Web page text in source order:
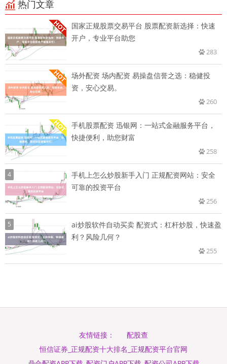
热门文章
国家正规股票交易平台 股票配资新选择：快速
开户，专业平台助您
283
场外配资 场内配资 易操盘信誉之选：稳健投
资，安心交易。
260
手机股票配资 迅银网：一站式金融服务平台，
快捷便利，助您财富
258
4
手机上怎么炒股新手入门 正规配资网站：安全
可靠的投资平台
256
5
ai炒股软件自动买卖 配资式：杠杆炒股，快速盈
利？风险几何？
255
友情链接：
配股查
恒信证券_正规配资十大排名_正规配资平台官网